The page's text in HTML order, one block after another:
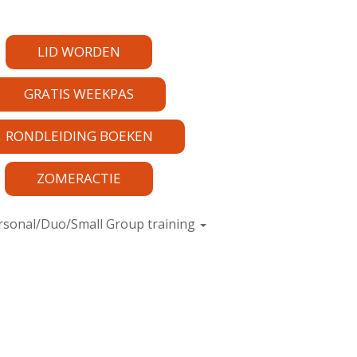
LID WORDEN
GRATIS WEEKPAS
RONDLEIDING BOEKEN
ZOMERACTIE
Duo/Small Group training